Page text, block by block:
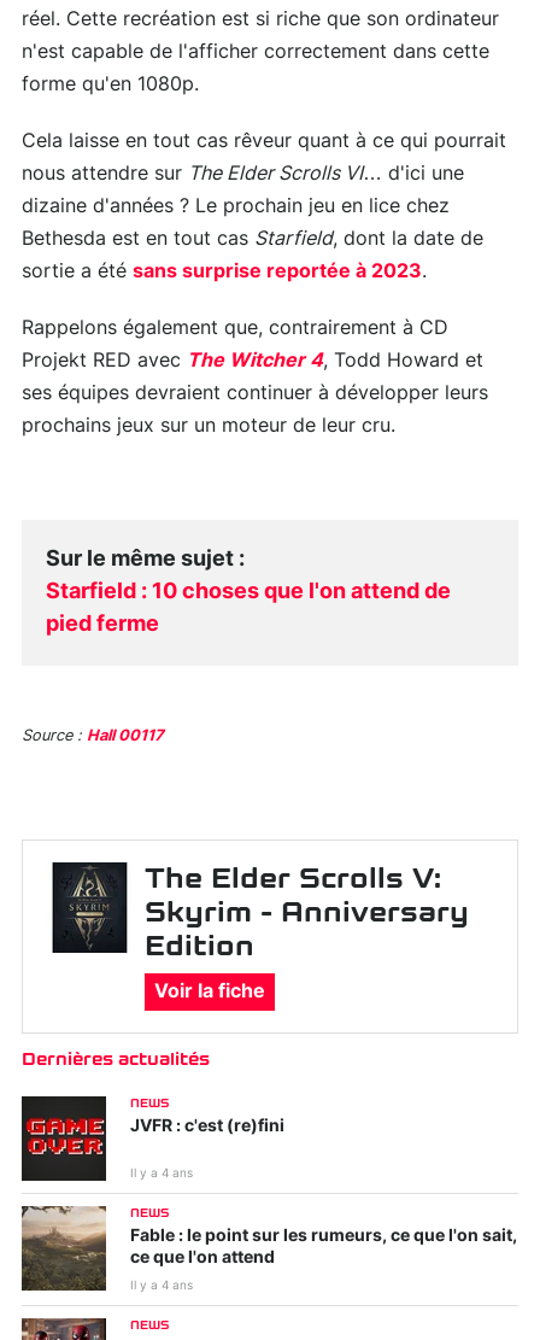
réel. Cette recréation est si riche que son ordinateur
n'est capable de l'afficher correctement dans cette
forme qu'en 1080p.
Cela laisse en tout cas rêveur quant à ce qui pourrait
nous attendre sur The Elder Scrolls VI… d'ici une
dizaine d'années ? Le prochain jeu en lice chez
Bethesda est en tout cas Starfield, dont la date de
sortie a été sans surprise reportée à 2023.
Rappelons également que, contrairement à CD
Projekt RED avec The Witcher 4, Todd Howard et
ses équipes devraient continuer à développer leurs
prochains jeux sur un moteur de leur cru.
Sur le même sujet :
Starfield : 10 choses que l'on attend de
pied ferme
Source : Hall 00117
The Elder Scrolls V:
Skyrim - Anniversary
Edition
Voir la fiche
Dernières actualités
NEWS
JVFR : c'est (re)fini
Il y a 4 ans
NEWS
Fable : le point sur les rumeurs, ce que l'on sait,
ce que l'on attend
Il y a 4 ans
NEWS